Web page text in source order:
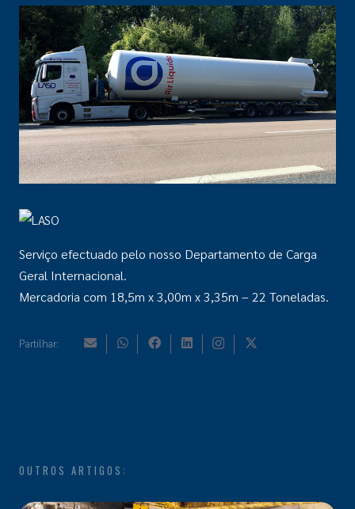
Serviço efectuado pelo nosso Departamento de Carga
Geral Internacional.
Mercadoria com 18,5m x 3,00m x 3,35m – 22 Toneladas.
Partilhar:
OUTROS ARTIGOS: